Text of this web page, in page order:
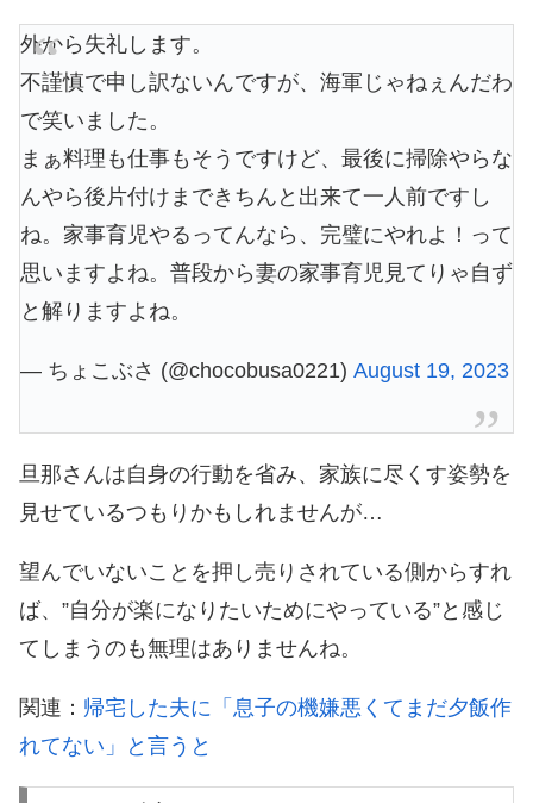
外から失礼します。
不謹慎で申し訳ないんですが、海軍じゃねぇんだわ
で笑いました。
まぁ料理も仕事もそうですけど、最後に掃除やらな
んやら後片付けまできちんと出来て一人前ですし
ね。家事育児やるってんなら、完璧にやれよ！って
思いますよね。普段から妻の家事育児見てりゃ自ず
と解りますよね。
— ちょこぶさ (@chocobusa0221) August 19, 2023
旦那さんは自身の行動を省み、家族に尽くす姿勢を
見せているつもりかもしれませんが…
望んでいないことを押し売りされている側からすれ
ば、”自分が楽になりたいためにやっている”と感じ
てしまうのも無理はありませんね。
関連： 帰宅した夫に「息子の機嫌悪くてまだ夕飯作
れてない」と言うと